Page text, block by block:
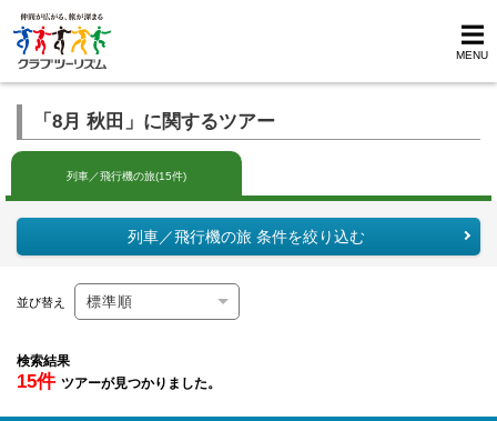
MENU
「8月 秋田」に関するツアー
列車／飛行機の旅(15件)
列車／飛行機の旅 条件を絞り込む
並び替え
検索結果
15件 ツアーが見つかりました。